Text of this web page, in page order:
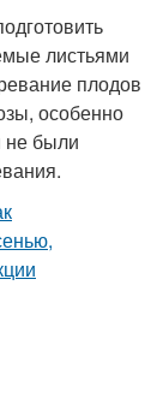
листьями
плодов
особенно
не были